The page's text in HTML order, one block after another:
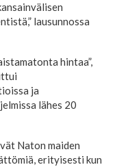
lausunnossa
hintaa”,
ja
lähes 20
Naton maiden
erityisesti kun